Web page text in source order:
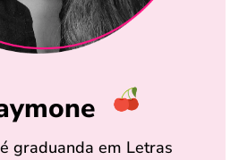
graduanda em Letras